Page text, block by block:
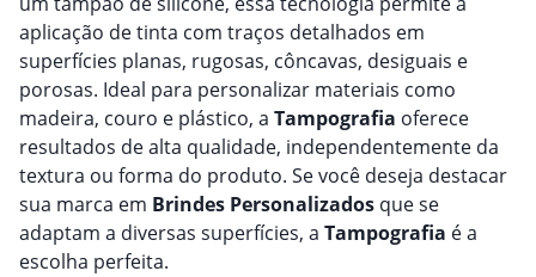
aplicação de tinta com traços detalhados em
superfícies planas, rugosas, côncavas, desiguais e
porosas. Ideal para personalizar materiais como
madeira, couro e plástico, a Tampografia oferece
resultados de alta qualidade, independentemente da
textura ou forma do produto. Se você deseja destacar
sua marca em Brindes Personalizados que se
adaptam a diversas superfícies, a Tampografia é a
escolha perfeita.